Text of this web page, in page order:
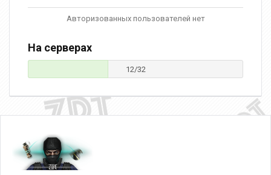
Авторизованных пользователей нет
На серверах
12/32